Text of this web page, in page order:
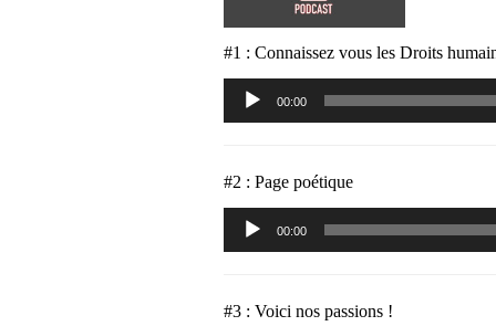
#1 : Connaissez vous les Droits
Lecteur
audio
00:00
#2 : Page poétique
Lecteur
audio
00:00
#3 : Voici nos passions !